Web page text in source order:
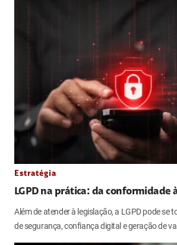
Estratégia
LGPD na prática: da conformidade
Além de atender à legislação, a LGPD pode se
de segurança, confiança digital e geração de